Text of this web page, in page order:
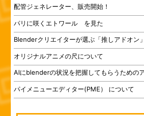
配管ジェネレーター、販売開始！
パリに咲くエトワール を見た
Blenderクリエイターが選ぶ「推しアドオン
オリジナルアニメの尺について
AIにblenderの状況を把握してもらうための
パイメニューエディター(PME） について